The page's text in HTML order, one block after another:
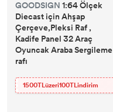
GOODSIGN 1:64 Ölçek
Diecast için Ahşap
Çerçeve,Pleksi Raf ,
Kadife Panel 32 Araç
Oyuncak Araba Sergileme
rafı
1500TLüzeri100TLindirim